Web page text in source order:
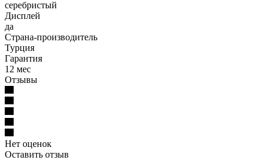
серебристый
Дисплей
да
Страна-производитель
Турция
Гарантия
12 мес
Отзывы
Нет оценок
Оставить отзыв